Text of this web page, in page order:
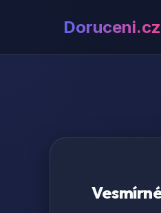
Doruceni.cz